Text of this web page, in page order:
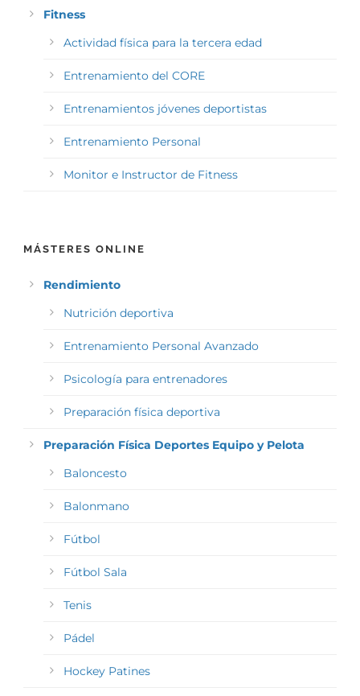
Fitness
Actividad física para la tercera edad
Entrenamiento del CORE
Entrenamientos jóvenes deportistas
Entrenamiento Personal
Monitor e Instructor de Fitness
MÁSTERES ONLINE
Rendimiento
Nutrición deportiva
Entrenamiento Personal Avanzado
Psicología para entrenadores
Preparación física deportiva
Preparación Física Deportes Equipo y Pelota
Baloncesto
Balonmano
Fútbol
Fútbol Sala
Tenis
Pádel
Hockey Patines